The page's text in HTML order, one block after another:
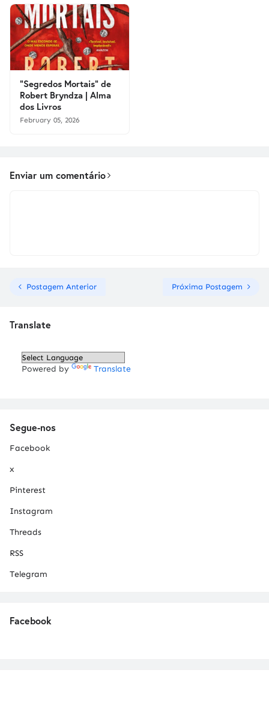
"Segredos Mortais" de
Robert Bryndza | Alma
dos Livros
February 05, 2026
Enviar um comentário
Postagem Anterior Próxima Postagem
Translate
Powered by Translate
Segue-nos
Facebook
x
Pinterest
Instagram
Threads
RSS
Telegram
Facebook